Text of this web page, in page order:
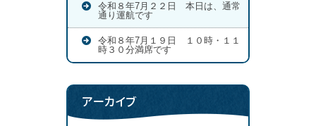
令和８年7月２２日 本日は、通常
通り運航です
令和８年7月１９日 １０時・１１
時３０分満席です
アーカイブ